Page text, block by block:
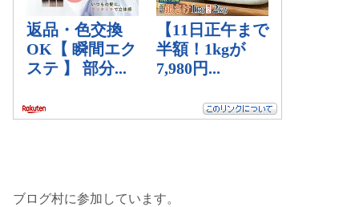
ブログ村に参加しています。